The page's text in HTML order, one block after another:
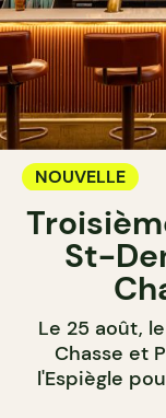
NOUVELLE
St-
Le 25 août,
Chasse et
l'Espiègle